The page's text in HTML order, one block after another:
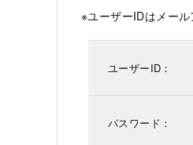
※ユーザーIDはメール
ユーザーID：
パスワード：